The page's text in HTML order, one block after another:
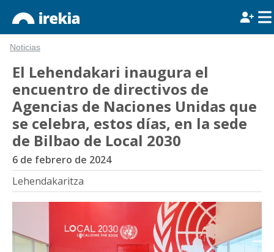
Noticias
El Lehendakari inaugura el
encuentro de directivos de
Agencias de Naciones Unidas que
se celebra, estos días, en la sede
de Bilbao de Local 2030
6 de febrero de 2024
Lehendakaritza